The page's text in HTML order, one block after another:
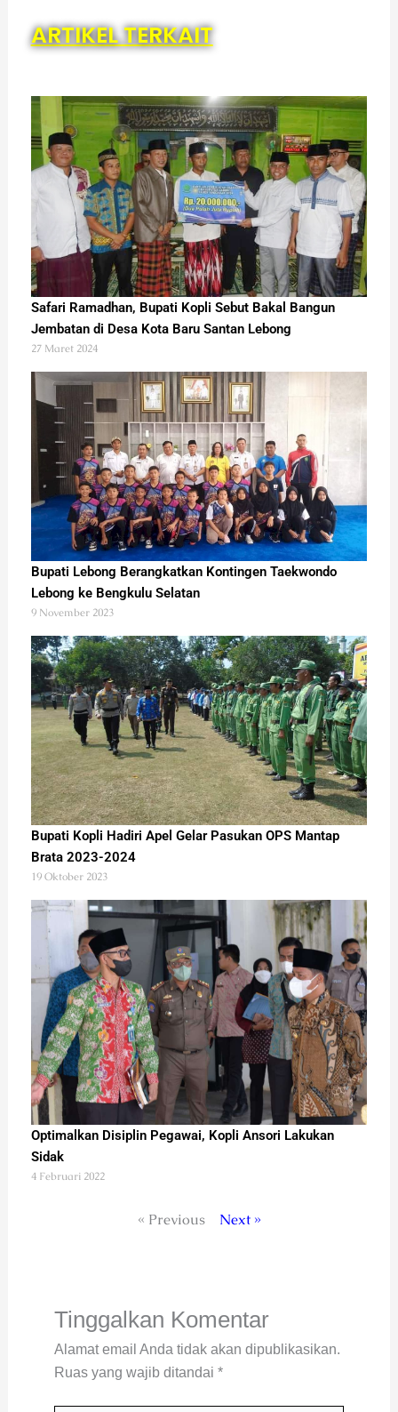
ARTIKEL TERKAIT
Safari Ramadhan, Bupati Kopli Sebut Bakal Bangun
Jembatan di Desa Kota Baru Santan Lebong
27 Maret 2024
Bupati Lebong Berangkatkan Kontingen Taekwondo
Lebong ke Bengkulu Selatan
9 November 2023
Bupati Kopli Hadiri Apel Gelar Pasukan OPS Mantap
Brata 2023-2024
19 Oktober 2023
Optimalkan Disiplin Pegawai, Kopli Ansori Lakukan
Sidak
4 Februari 2022
« Previous Next »
Tinggalkan Komentar
Alamat email Anda tidak akan dipublikasikan.
Ruas yang wajib ditandai *